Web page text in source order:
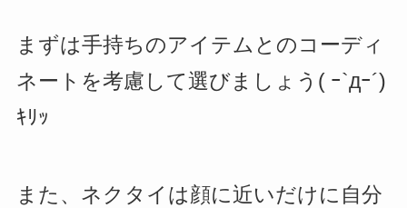
まずは手持ちのアイテムとのコーディ
ネートを考慮して選びましょう( ｰ`дｰ´)
ｷﾘｯ
また、ネクタイは顔に近いだけに自分